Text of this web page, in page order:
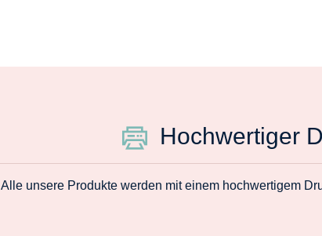
Hochwertiger
Alle unsere Produkte werden mit einem hochwertigem